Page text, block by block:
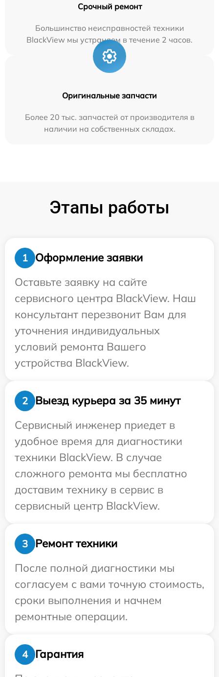
Срочный ремонт
Большинство неисправностей техники
BlackView мы устраняем в течение 2 часов.
Оригинальные запчасти
Более 20 тыс. запчастей от производителя в
наличии на собственных складах.
Этапы работы
1
Оформление заявки
Оставьте заявку на сайте
сервисного центра BlackView. Наш
консультант перезвонит Вам для
уточнения индивидуальных
условий ремонта Вашего
устройства BlackView.
2
Выезд курьера за 35 минут
Сервисный инженер приедет в
удобное время для диагностики
техники BlackView. В случае
сложного ремонта мы бесплатно
доставим технику в сервис в
сервисный центр BlackView.
3
Ремонт техники
После полной диагностики мы
согласуем с вами точную стоимость,
сроки выполнения и начнем
ремонтные операции.
4
Гарантия